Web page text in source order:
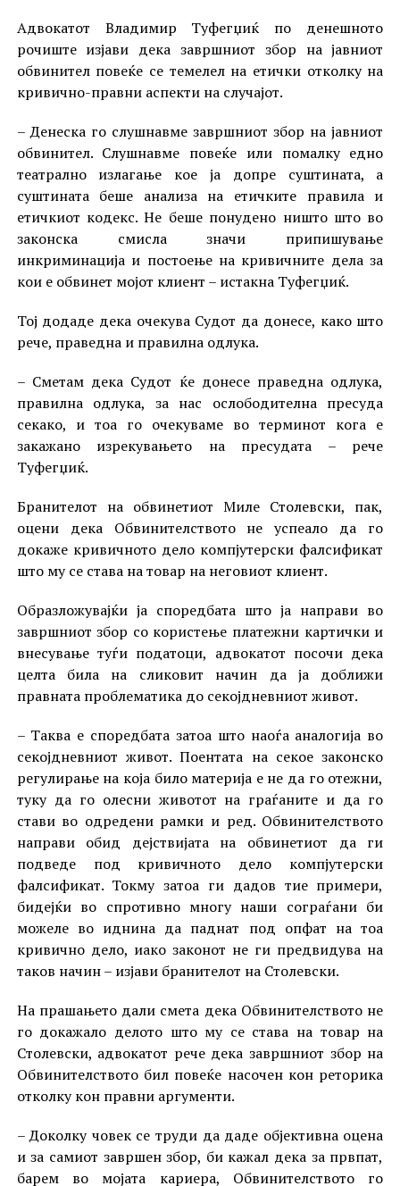
Адвокатот Владимир Туфегџиќ по денешното
рочиште изјави дека завршниот збор на јавниот
обвинител повеќе се темелел на етички отколку на
кривично-правни аспекти на случајот.
– Денеска го слушнавме завршниот збор на јавниот
обвинител. Слушнавме повеќе или помалку едно
театрално излагање кое ја допре суштината, а
суштината беше анализа на етичките правила и
етичкиот кодекс. Не беше понудено ништо што во
законска смисла значи припишување
инкриминација и постоење на кривичните дела за
кои е обвинет мојот клиент – истакна Туфегџиќ.
Тој додаде дека очекува Судот да донесе, како што
рече, праведна и правилна одлука.
– Сметам дека Судот ќе донесе праведна одлука,
правилна одлука, за нас ослободителна пресуда
секако, и тоа го очекуваме во терминот кога е
закажано изрекувањето на пресудата – рече
Туфегџиќ.
Бранителот на обвинетиот Миле Столевски, пак,
оцени дека Обвинителството не успеало да го
докаже кривичното дело компјутерски фалсификат
што му се става на товар на неговиот клиент.
Образложувајќи ја споредбата што ја направи во
завршниот збор со користење платежни картички и
внесување туѓи податоци, адвокатот посочи дека
целта била на сликовит начин да ја доближи
правната проблематика до секојдневниот живот.
– Таква е споредбата затоа што наоѓа аналогија во
секојдневниот живот. Поентата на секое законско
регулирање на која било материја е не да го отежни,
туку да го олесни животот на граѓаните и да го
стави во одредени рамки и ред. Обвинителството
направи обид дејствијата на обвинетиот да ги
подведе под кривичното дело компјутерски
фалсификат. Токму затоа ги дадов тие примери,
бидејќи во спротивно многу наши сограѓани би
можеле во иднина да паднат под опфат на тоа
кривично дело, иако законот не ги предвидува на
таков начин – изјави бранителот на Столевски.
На прашањето дали смета дека Обвинителството не
го докажало делото што му се става на товар на
Столевски, адвокатот рече дека завршниот збор на
Обвинителството бил повеќе насочен кон реторика
отколку кон правни аргументи.
– Доколку човек се труди да даде објективна оцена
и за самиот завршен збор, би кажал дека за првпат,
барем во мојата кариера, Обвинителството го